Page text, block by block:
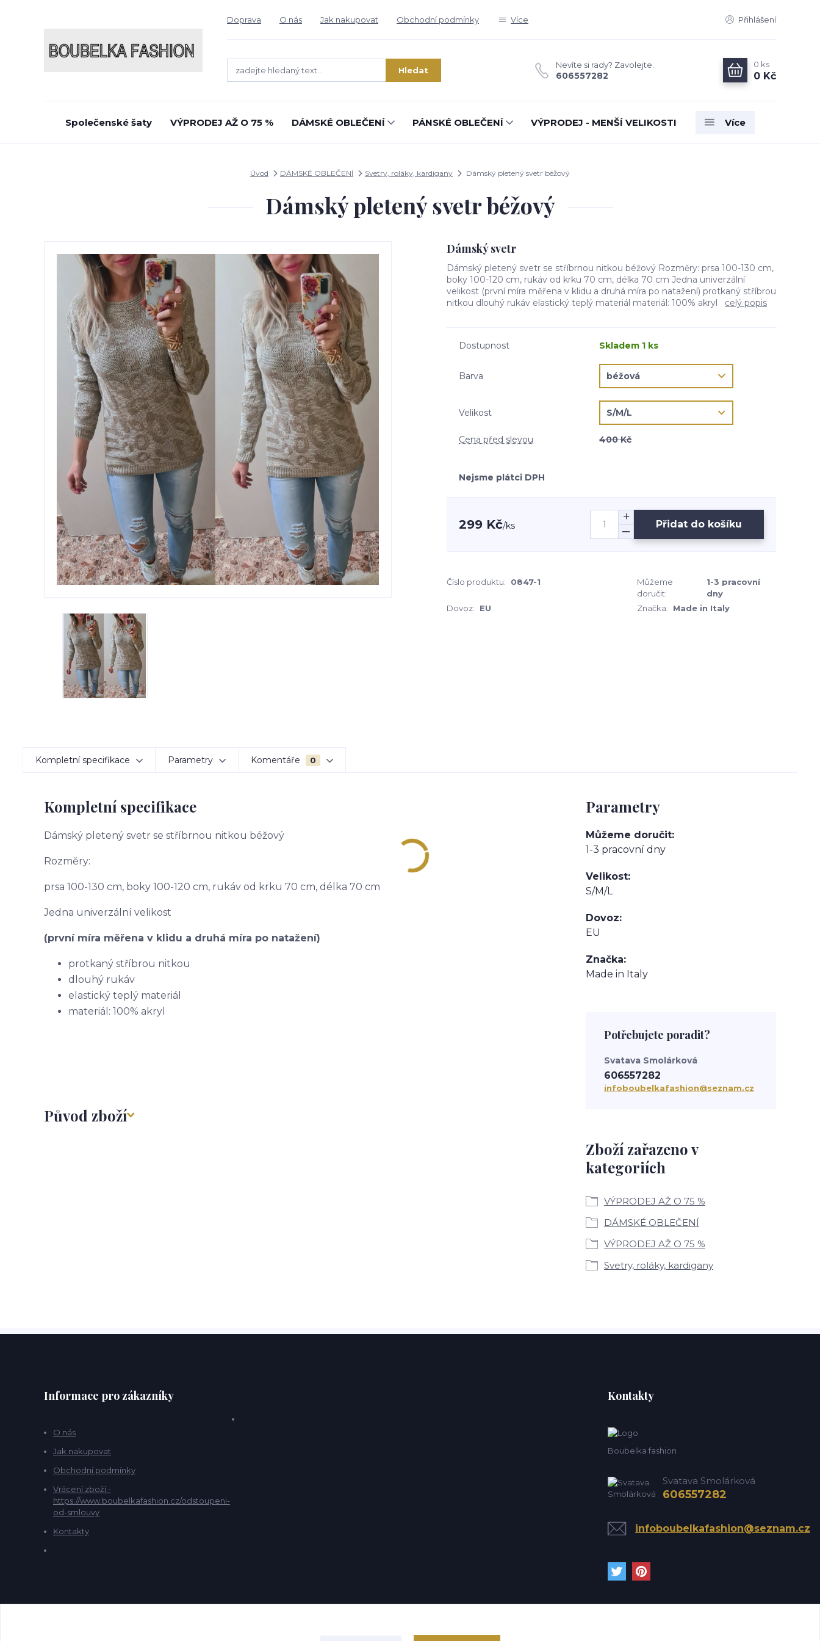
Doprava O nás Jak nakupovat Obchodní podmínky Více Přihlášení
Hledat
Nevíte si rady? Zavolejte.
606557282
0 ks
0 Kč
Společenské šaty VÝPRODEJ AŽ O 75 % DÁMSKÉ OBLEČENÍ PÁNSKÉ OBLEČENÍ VÝPRODEJ - MENŠÍ VELIKOSTI Více
Úvod DÁMSKÉ OBLEČENÍ Svetry, roláky, kardigany Dámský pletený svetr béžový
Dámský pletený svetr béžový
Dámský svetr
Dámský pletený svetr se stříbrnou nitkou béžový Rozměry: prsa 100-130 cm,
boky 100-120 cm, rukáv od krku 70 cm, délka 70 cm Jedna univerzální
velikost (první míra měřena v klidu a druhá míra po natažení) protkaný stříbrou
nitkou dlouhý rukáv elastický teplý materiál materiál: 100% akryl celý popis
Dostupnost Skladem 1 ks
Barva
Velikost
Cena před slevou 400 Kč
Nejsme plátci DPH
299 Kč/ks Přidat do košíku
Číslo produktu: 0847-1
Můžeme
doručit:
1-3 pracovní
dny
Dovoz:
EU Značka: Made in Italy
Kompletní specifikace Parametry Komentáře 0
Kompletní specifikace
Dámský pletený svetr se stříbrnou nitkou béžový
Rozměry:
prsa 100-130 cm, boky 100-120 cm, rukáv od krku 70 cm, délka 70 cm
Jedna univerzální velikost
(první míra měřena v klidu a druhá míra po natažení)
protkaný stříbrou nitkou
dlouhý rukáv
elastický teplý materiál
materiál: 100% akryl
Původ zboží
Parametry
Můžeme doručit
1-3 pracovní dny
Velikost
S/M/L
Dovoz
EU
Značka
Made in Italy
Zboží zařazeno v
kategoriích
VÝPRODEJ AŽ O 75 %
DÁMSKÉ OBLEČENÍ
VÝPRODEJ AŽ O 75 %
Svetry, roláky, kardigany
Potřebujete poradit?
Svatava Smolárková
606557282
infoboubelkafashion@seznam.cz
Informace pro zákazníky
O nás
Jak nakupovat
Obchodní podmínky
Vrácení zboží -
https://www.boubelkafashion.cz/odstoupeni-
od-smlouvy
Kontakty
Kontakty
Boubelka fashion
Svatava Smolárková
606557282
infoboubelkafashion@seznam.cz